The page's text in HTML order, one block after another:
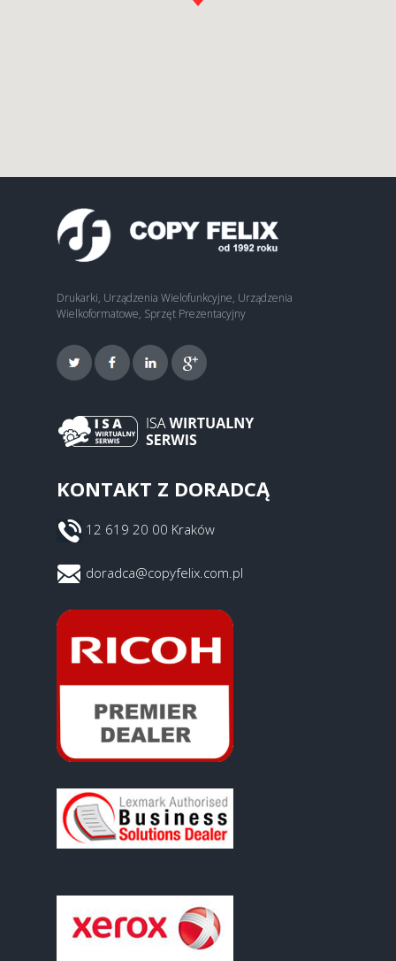
Drukarki, Urządzenia Wielofunkcyjne, Urządzenia
Wielkoformatowe, Sprzęt Prezentacyjny
KONTAKT Z DORADCĄ
12 619 20 00 Kraków
doradca@copyfelix.com.pl